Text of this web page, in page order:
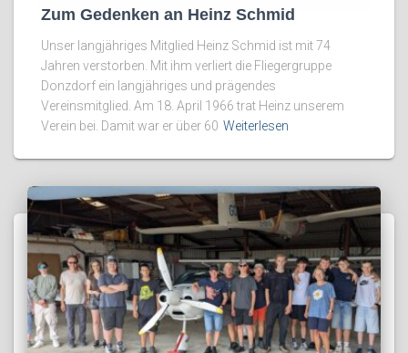
Zum Gedenken an Heinz Schmid
Unser langjähriges Mitglied Heinz Schmid ist mit 74
Jahren verstorben. Mit ihm verliert die Fliegergruppe
Donzdorf ein langjähriges und prägendes
Vereinsmitglied. Am 18. April 1966 trat Heinz unserem
Verein bei. Damit war er über 60 Weiterlesen